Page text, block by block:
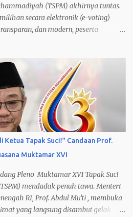
(TSPM) akhirnya tuntas.
secara elektronik (e-voting)
dan modern, peserta
Ketua Tapak Suci!" Candaan Prof.
Muktamar XVI
Pleno Muktamar XVI Tapak Suci
mendadak penuh tawa. Menteri
RI, Prof. Abdul Mu'ti , membuka
yang langsung disambut gelak